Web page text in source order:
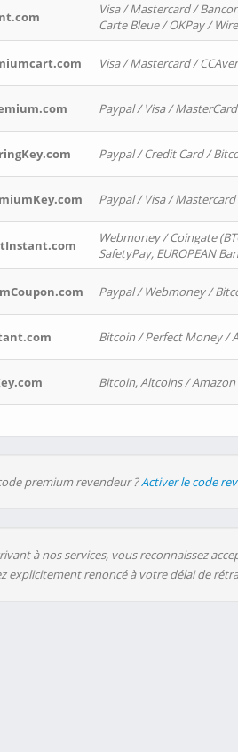
Visa / Mastercard /
Carte Bleue / OKPay /
Visa / Mastercard /
Paypal / Visa /
Paypal / Credit Card /
Paypal / Visa /
Webmoney / Coingate
SafetyPay, EUROPEAN
Paypal / Webmoney /
Bitcoin / Perfect Money /
Bitcoin, Altcoins / Amazon
premium revendeur ?Activer le code
à nos services, vous reconnaissez
explicitement renoncé à votre délai de